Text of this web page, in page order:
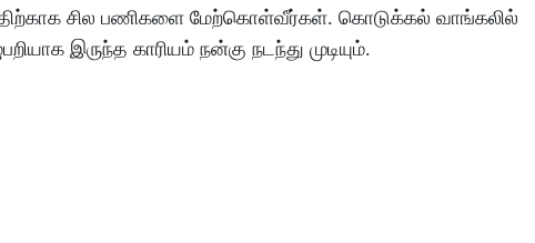
சில பணிகளை மேற்கொள்வீர்கள். கொடுக்கல் வாங்கலில்
இருந்த காரியம் நன்கு நடந்து முடியும்.